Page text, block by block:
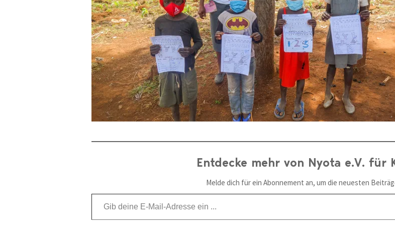
Entdecke mehr von Nyota e.V. für
Melde dich für ein Abonnement an, um die neuesten
Gib deine E-Mail-Adresse ein ...